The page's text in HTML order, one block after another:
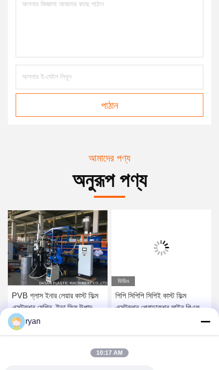
পাঠান
আমাদের পণ্য
অনুরূপ পণ্য
PVB গ্লাস ইনার লেয়ার কাস্ট ফিল্ম
এক্সট্রুশন মেশিন, ইভা ফিল্ম উত্পাদনের
লাইন
ভিডিও
পিপি সিপিপি সিপিই কাস্ট ফিল্ম
এক্সট্রুশন প্রোডাকশন লাইন পিএলসি
ryan
10:17 AM